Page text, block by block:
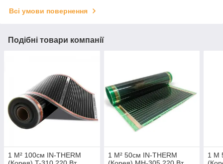
Всі умови повернення
Подібні товари компанії
1 М² 100см IN-THERM
1 М² 50см IN-THERM
1 М